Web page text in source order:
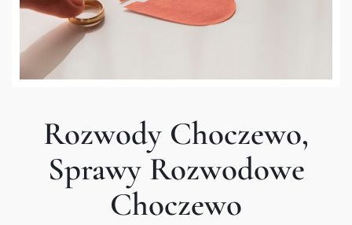
Rozwody Choczewo,
Sprawy Rozwodowe
Choczewo